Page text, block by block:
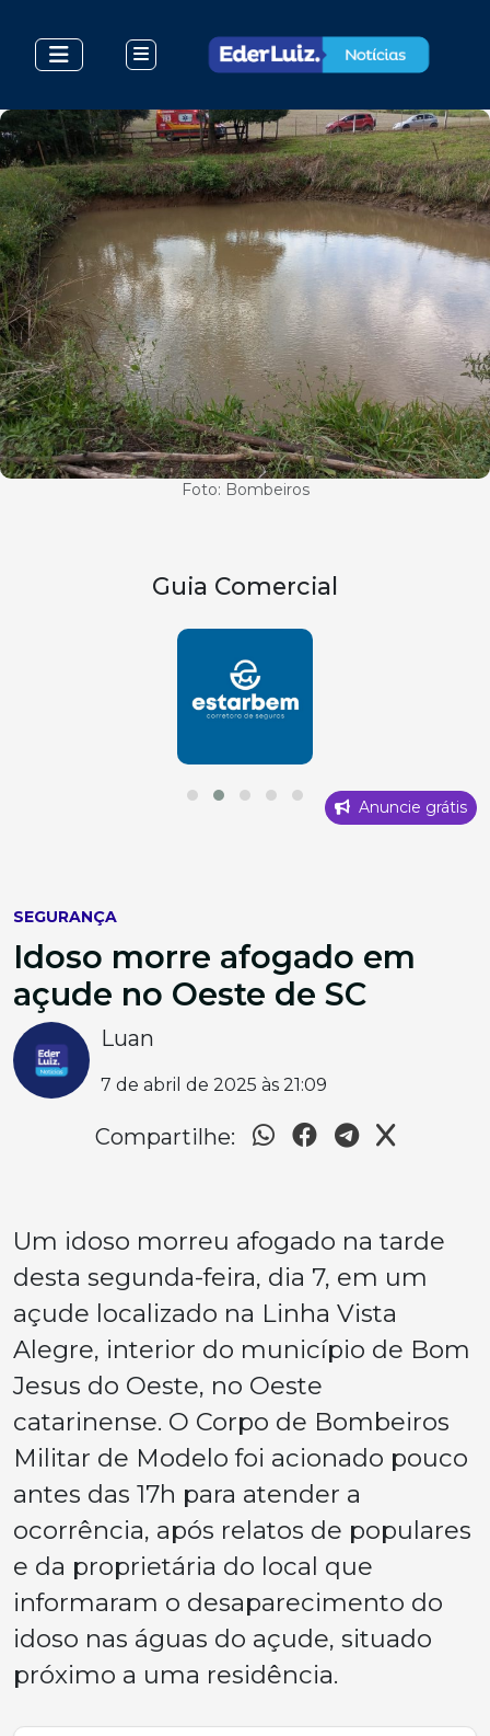
Foto: Bombeiros
Guia Comercial
Anuncie grátis
SEGURANÇA
Idoso morre afogado em
açude no Oeste de SC
Luan
7 de abril de 2025 às 21:09
Compartilhe:
Um idoso morreu afogado na tarde
desta segunda-feira, dia 7, em um
açude localizado na Linha Vista
Alegre, interior do município de Bom
Jesus do Oeste, no Oeste
catarinense. O Corpo de Bombeiros
Militar de Modelo foi acionado pouco
antes das 17h para atender a
ocorrência, após relatos de populares
e da proprietária do local que
informaram o desaparecimento do
idoso nas águas do açude, situado
próximo a uma residência.